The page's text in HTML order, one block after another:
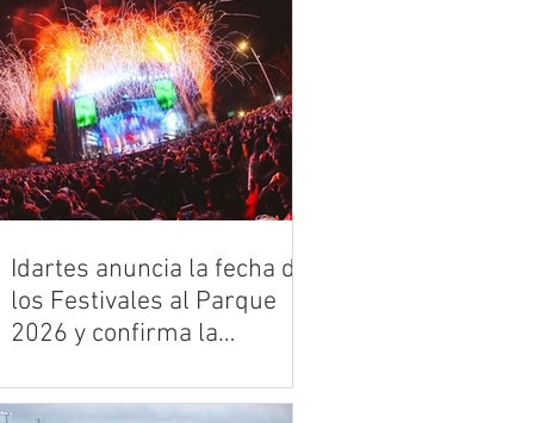
Idartes anuncia la fecha de
los Festivales al Parque
2026 y confirma la
los 30 años de Rock al
2026. Entre mayo y noviembre, la